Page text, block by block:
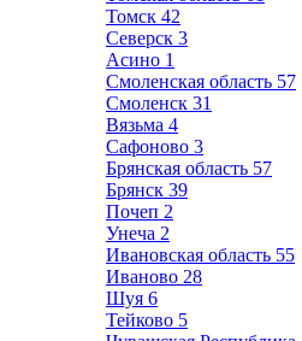
Томск 42
Северск 3
Асино 1
Смоленская область 57
Смоленск 31
Вязьма 4
Сафоново 3
Брянская область 57
Брянск 39
Почеп 2
Унеча 2
Ивановская область 55
Иваново 28
Шуя 6
Тейково 5